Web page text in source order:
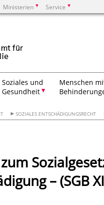
Ministerien Service
Soziales und
Gesundheit
Menschen
SOZIALES ENTSCHÄDIGUNGSRECHT
– (SGB